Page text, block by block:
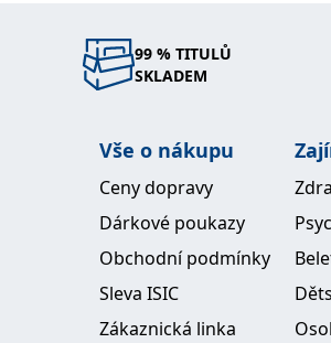
99 % TITULŮ
SKLADEM
Vše o nákupu
Ceny dopravy
Dárkové poukazy
Obchodní podmínky
Sleva ISIC
Zákaznická linka